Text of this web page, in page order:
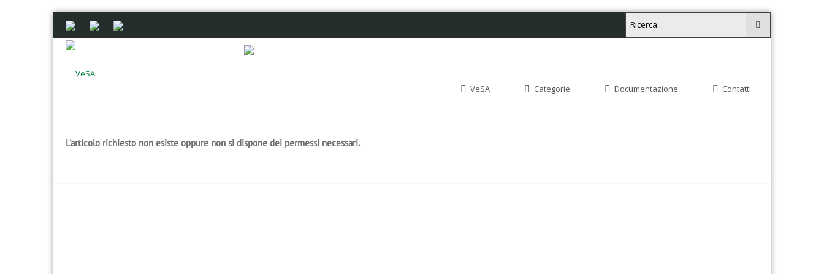
VeSA Categorie Documentazione Contatti
L'articolo richiesto non esiste oppure non si dispone dei permessi necessari.